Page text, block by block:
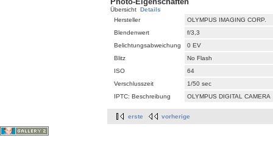
Übersicht Details
Hersteller
OLYMPUS IMAGING CORP.
Blendenwert
f/3,3
Belichtungsabweichung
0 EV
Blitz
No Flash
ISO
64
Verschlusszeit
1/50 sec
IPTC: Beschreibung
OLYMPUS DIGITAL CAMERA
erste vorherige